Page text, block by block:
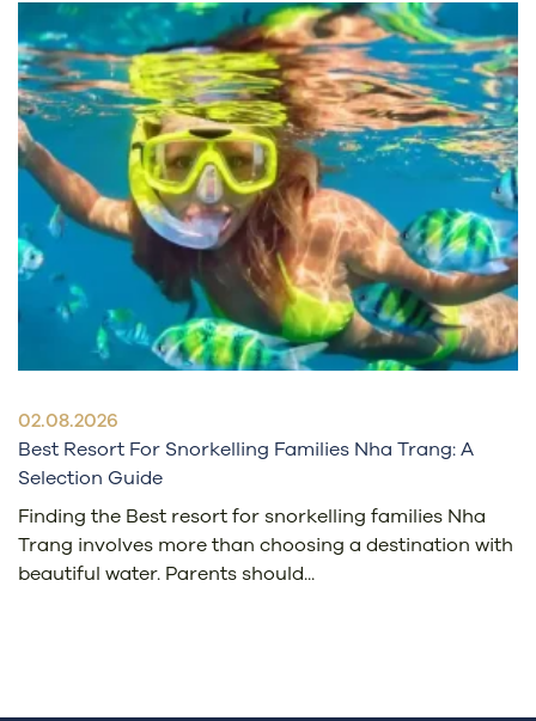
02.08.2026
Best Resort For Snorkelling Families Nha Trang: A
Selection Guide
Finding the Best resort for snorkelling families Nha
Trang involves more than choosing a destination with
beautiful water. Parents should...